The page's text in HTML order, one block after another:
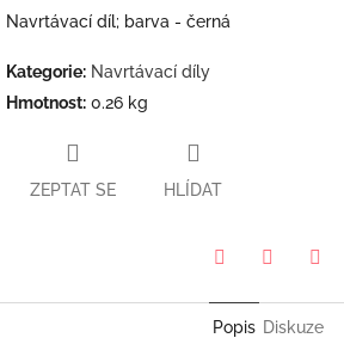
Navrtávací díl; barva - černá
Kategorie: Navrtávací díly
Hmotnost: 0.26 kg
ZEPTAT SE HLÍDAT
Popis Diskuze